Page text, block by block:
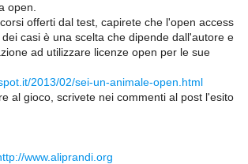
open.
offerti dal test, capirete che l'open access
casi è una scelta che dipende dall'autore e
ad utilizzare licenze open per le sue
2013/02/sei-un-animale-open.html
al gioco, scrivete nei commenti al post l'esito
www.aliprandi.org